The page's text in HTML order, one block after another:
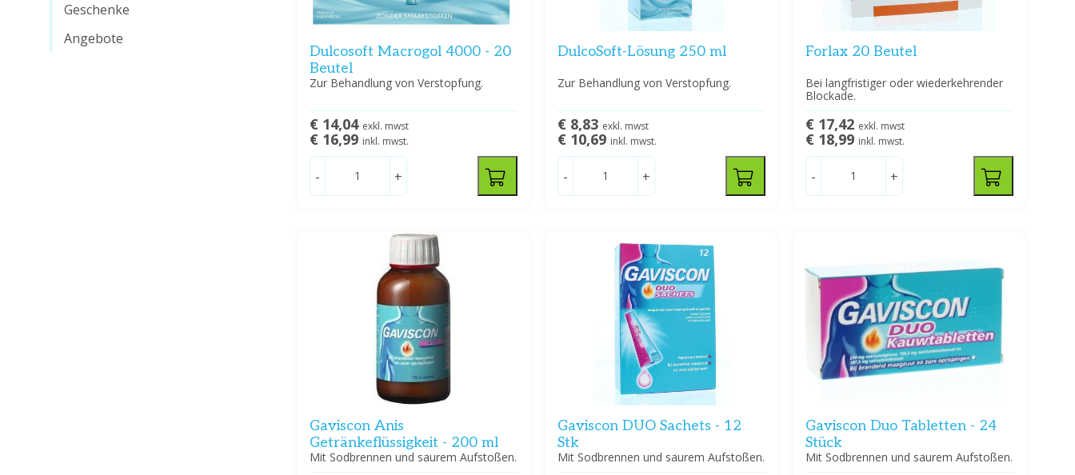
Geschenke
Angebote
Dulcosoft Macrogol 4000 - 20
Beutel
Zur Behandlung von Verstopfung.
€ 14,04 exkl. mwst
€ 16,99 inkl. mwst.
- +
DulcoSoft-Lösung 250 ml
Zur Behandlung von Verstopfung.
€ 8,83 exkl. mwst
€ 10,69 inkl. mwst.
- +
Forlax 20 Beutel
Bei langfristiger oder wiederkehrender
Blockade.
€ 17,42 exkl. mwst
€ 18,99 inkl. mwst.
- +
Gaviscon Anis
Getränkeflüssigkeit - 200 ml
Mit Sodbrennen und saurem Aufstoßen.
Gaviscon DUO Sachets - 12
Stk
Mit Sodbrennen und saurem Aufstoßen.
Gaviscon Duo Tabletten - 24
Stück
Mit Sodbrennen und saurem Aufstoßen.